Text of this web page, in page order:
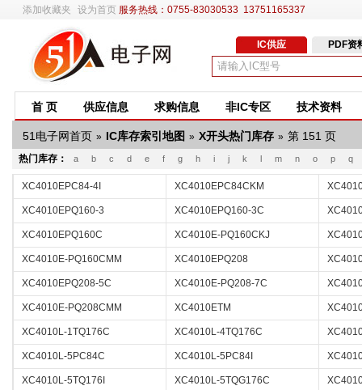
添加收藏夹 设为首页 服务热线：0755-83030533 13751165337
IC供应 PDF资
首 页 供应信息 求购信息 非IC专区 技术资料
51电子网首页 » IC库存索引地图 » X开头热门库存 » 第 151 页
热门库存： a b c d e f g h i j k l m n o p q
XC4010EPC84-4I XC4010EPC84CKM
XC4010EPQ160-3 XC4010EPQ160-3C
XC4010EPQ160C XC4010E-PQ160CKJ
XC4010E-PQ160CMM XC4010EPQ208
XC4010EPQ208-5C XC4010E-PQ208-7C
XC4010E-PQ208CMM XC4010ETM
XC4010L-1TQ176C XC4010L-4TQ176C
XC4010L-5PC84C XC4010L-5PC84I
XC4010L-5TQ176I XC4010L-5TQG176C